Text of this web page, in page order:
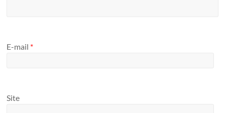
E-mail *
Site